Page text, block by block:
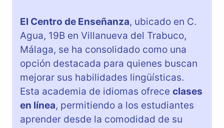
El Centro de Enseñanza, ubicado en C.
Agua, 19B en Villanueva del Trabuco,
Málaga, se ha consolidado como una
opción destacada para quienes buscan
mejorar sus habilidades lingüísticas.
Esta academia de idiomas ofrece clases
en línea, permitiendo a los estudiantes
aprender desde la comodidad de su